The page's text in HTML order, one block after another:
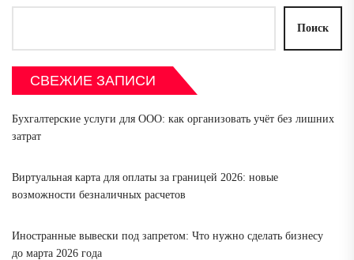
Поиск
СВЕЖИЕ ЗАПИСИ
Бухгалтерские услуги для ООО: как организовать учёт без лишних
затрат
Виртуальная карта для оплаты за границей 2026: новые
возможности безналичных расчетов
Иностранные вывески под запретом: Что нужно сделать бизнесу
до марта 2026 года